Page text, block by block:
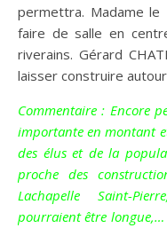
permettra. Madame le
faire de salle en
riverains. Gérard
laisser construire
Commentaire : Encore
importante en montant
des élus et de la
proche des
Lachapelle Saint-
pourraient être longue,…